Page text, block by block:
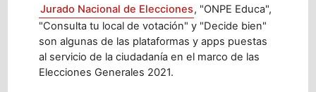
Jurado Nacional de Elecciones, "ONPE Educa",
"Consulta tu local de votación" y "Decide bien"
son algunas de las plataformas y apps puestas
al servicio de la ciudadanía en el marco de las
Elecciones Generales 2021.